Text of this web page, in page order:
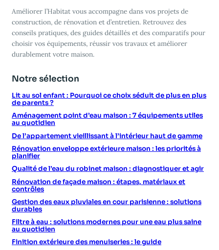
Améliorer l’Habitat vous accompagne dans vos projets de
construction, de rénovation et d’entretien. Retrouvez des
conseils pratiques, des guides détaillés et des comparatifs pour
choisir vos équipements, réussir vos travaux et améliorer
durablement votre maison.
Notre sélection
Lit au sol enfant : Pourquoi ce choix séduit de plus en plus
de parents ?
Aménagement point d’eau maison : 7 équipements utiles
au quotidien
De l’appartement vieillissant à l’intérieur haut de gamme
Rénovation enveloppe extérieure maison : les priorités à
planifier
Qualité de l’eau du robinet maison : diagnostiquer et agir
Rénovation de façade maison : étapes, matériaux et
contrôles
Gestion des eaux pluviales en cour parisienne : solutions
durables
Filtre à eau : solutions modernes pour une eau plus saine
au quotidien
Finition extérieure des menuiseries : le guide